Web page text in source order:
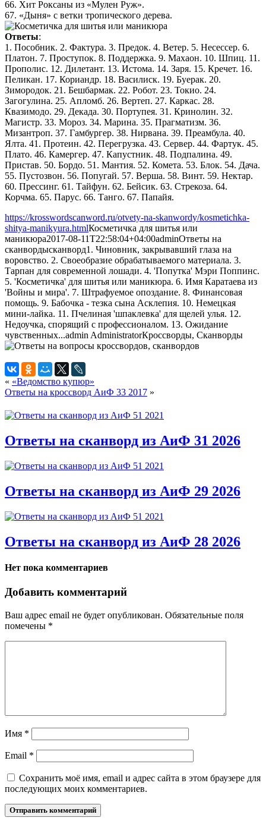
66. Хит Роксаны из «Мулен Руж».
67. «Дыня» с ветки тропического дерева.
Ответы:
1. Пособник. 2. Фактура. 3. Предок. 4. Ветер. 5. Несессер. 6.
Платон. 7. Проступок. 8. Поддержка. 9. Махаон. 10. Шпиц. 11.
Прополис. 12. Дилетант. 13. Истома. 14. Заря. 15. Кречет. 16.
Пеликан. 17. Кориандр. 18. Василиск. 19. Буерак. 20.
Зимородок. 21. Бешбармак. 22. Робот. 23. Токио. 24.
Загогулина. 25. Апломб. 26. Вертеп. 27. Каркас. 28.
Квазимодо. 29. Декада. 30. Портупея. 31. Кринолин. 32.
Магистр. 33. Мороз. 34. Марина. 35. Прагматизм. 36.
Мизантроп. 37. Гамбургер. 38. Нирвана. 39. Преамбула. 40.
Ялта. 41. Протеин. 42. Перегрузка. 43. Сервер. 44. Фартук. 45.
Плато. 46. Камергер. 47. Капустник. 48. Подпалина. 49.
Пристав. 50. Бордо. 51. Мантия. 52. Комета. 53. Блок. 54. Дача.
55. Пустозвон. 56. Попугай. 57. Верша. 58. Винт. 59. Нектар.
60. Прессинг. 61. Тайфун. 62. Бейсик. 63. Стрекоза. 64.
Корчма. 65. Парус. 66. Танго. 67. Папайя.
https://krosswordscanword.ru/otvety-na-skanwordy/kosmetichka-
shitya-manikyura.htmlКосметичка для шитья или
маникюра2017-08-11T22:58:04+04:00adminОтветы на
сканвордысканворд1. Чиновник, закрывавший глаза на
воровство. 2. Своеобразие обрабатываемого материала. 3.
Тарпан для современной лошади. 4. 'Попутка' Мэри Поппинс.
5. 'Косметичка' для шитья или маникюра. 6. Имя Каратаева из
'Войны и мира'. 7. Штрафуемое опоздание. 8. Финансовая
помощь. 9. Бабочка - тезка сына Асклепия. 10. Немецкая
мини-лайка. 11. Пчелиная 'шпаклевка' для щелей улья. 12.
Недоучка, спорящий с профессионалом. 13. Ожидание
чувственных...admin AdministratorКроссворды, Сканворды
« «Ведомство купюр»
Ответы на кроссворд АиФ 33 2017 »
Ответы на сканворд из АиФ 31 2026
Ответы на сканворд из АиФ 29 2026
Ответы на сканворд из АиФ 28 2026
Нет пока комментариев
Добавить комментарий
Ваш адрес email не будет опубликован. Обязательные поля
помечены *
Имя *
Email *
Сохранить моё имя, email и адрес сайта в этом браузере для
последующих моих комментариев.